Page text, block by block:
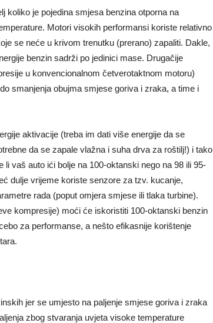
koliko je pojedina smjesa benzina otporna na
Motori visokih performansi koriste relativno
se neće u krivom trenutku (prerano) zapaliti. Dakle,
benzin sadrži po jedinici mase. Drugačije
u konvencionalnom četverotaktnom motoru)
smanjenja obujma smjese goriva i zraka, a time i
aktivacije (treba im dati više energije da se
da se zapale vlažna i suha drva za roštilj!) i tako
vaš auto ići bolje na 100-oktanski nego na 98 ili 95-
dulje vrijeme koriste senzore za tzv. kucanje,
rada (poput omjera smjese ili tlaka turbine).
kompresije) moći će iskoristiti 100-oktanski benzin
za performanse, a nešto efikasnije korištenje
jer se umjesto na paljenje smjese goriva i zraka
zbog stvaranja uvjeta visoke temperature